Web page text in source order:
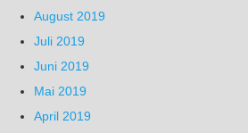
August 2019
Juli 2019
Juni 2019
Mai 2019
April 2019